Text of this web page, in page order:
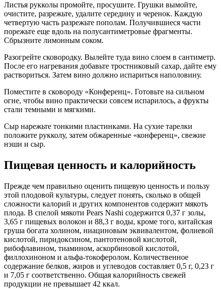
Листья рукколы промойте, просушите. Грушки вымойте,
очистите, разрежьте, удалите середину и черенок. Каждую
четвертую часть разрежьте пополам. Получившиеся части
порежьте еще вдоль на полусантиметровые фрагменты.
Сбрызните лимонным соком.
Разогрейте сковородку. Вылейте туда вино слоем в сантиметр.
После его нагревания добавьте тростниковый сахар, дайте ему
раствориться. Затем вино должно испариться наполовину.
Поместите в сковороду «Конференц». Готовьте на сильном
огне, чтобы вино практически совсем испарилось, а фрукты
стали темными и мягкими.
Сыр нарежьте тонкими пластинками. На сухие тарелки
положите рукколу, затем обжаренные «конференц», свежие
нэши и сыр.
Пищевая ценность и калорийность
Прежде чем правильно оценить пищевую ценность и пользу
этой плодовой культуры, следует понять, сколько в общей
сложности калорий и других компонентов содержит мякоть
плода. В спелой мякоти Pears Nashi содержится 0,37 г золы,
3,65 г пищевых волокон и 88,3 г воды, кроме того, китайская
груша богата холином, ниациновым эквивалентом, фолиевой
кислотой, пиридоксином, пантотеновой кислотой,
рибофлавином, тиамином, аскорбиновой кислотой,
филлохиноном и альфа-токоферолом. Количественное
содержание белков, жиров и углеводов составляет 0,5 г, 0,23 г
и 7,05 г соответственно. Общая калорийность свежей
продукции не превышает 42 ккал.